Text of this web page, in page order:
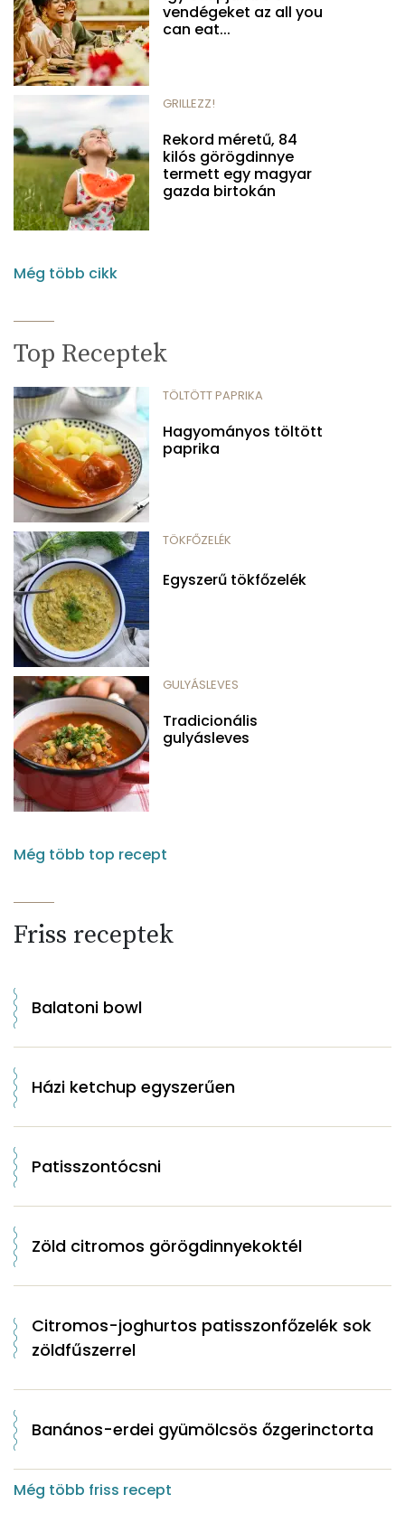
vendégeket az all you
can eat...
GRILLEZZ!
Rekord méretű, 84
kilós görögdinnye
termett egy magyar
gazda birtokán
Még több cikk
Top Receptek
TÖLTÖTT PAPRIKA
Hagyományos töltött
paprika
TÖKFŐZELÉK
Egyszerű tökfőzelék
GULYÁSLEVES
Tradicionális
gulyásleves
Még több top recept
Friss receptek
Balatoni bowl
Házi ketchup egyszerűen
Patisszontócsni
Zöld citromos görögdinnyekoktél
Citromos-joghurtos patisszonfőzelék sok
zöldfűszerrel
Banános-erdei gyümölcsös őzgerinctorta
Még több friss recept